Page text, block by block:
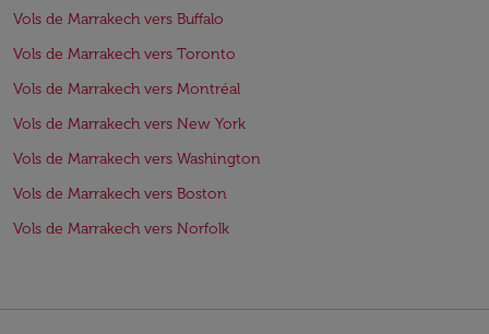
Vols de Marrakech vers Buffalo
Vols de Marrakech vers Toronto
Vols de Marrakech vers Montréal
Vols de Marrakech vers New York
Vols de Marrakech vers Washington
Vols de Marrakech vers Boston
Vols de Marrakech vers Norfolk